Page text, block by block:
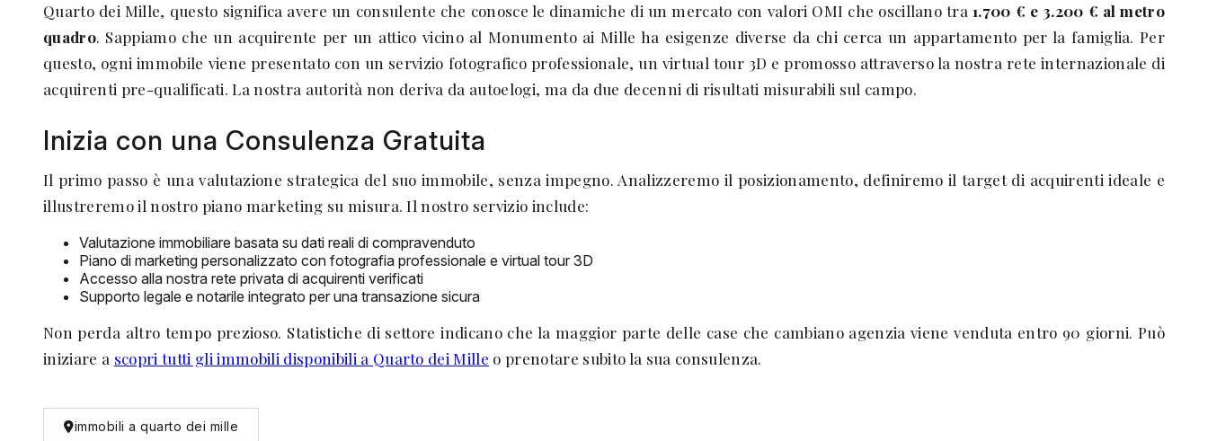
Quarto dei Mille, questo significa avere un consulente che conosce le dinamiche di un mercato con valori OMI che oscillano tra 1.700 € e 3.200 € al metro
quadro. Sappiamo che un acquirente per un attico vicino al Monumento ai Mille ha esigenze diverse da chi cerca un appartamento per la famiglia. Per
questo, ogni immobile viene presentato con un servizio fotografico professionale, un virtual tour 3D e promosso attraverso la nostra rete internazionale di
acquirenti pre-qualificati. La nostra autorità non deriva da autoelogi, ma da due decenni di risultati misurabili sul campo.
Inizia con una Consulenza Gratuita
Il primo passo è una valutazione strategica del suo immobile, senza impegno. Analizzeremo il posizionamento, definiremo il target di acquirenti ideale e
illustreremo il nostro piano marketing su misura. Il nostro servizio include:
Valutazione immobiliare basata su dati reali di compravenduto
Piano di marketing personalizzato con fotografia professionale e virtual tour 3D
Accesso alla nostra rete privata di acquirenti verificati
Supporto legale e notarile integrato per una transazione sicura
Non perda altro tempo prezioso. Statistiche di settore indicano che la maggior parte delle case che cambiano agenzia viene venduta entro 90 giorni. Può
iniziare a scopri tutti gli immobili disponibili a Quarto dei Mille o prenotare subito la sua consulenza.
immobili a quarto dei mille